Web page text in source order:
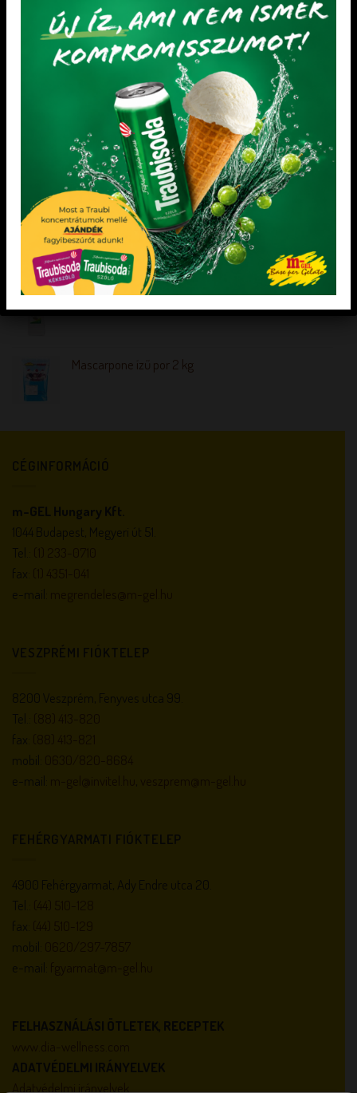
Gluténmentes Palacsintapor
LEGNÉPSZERŰBB TERMÉKEK
PRIMO BACK SOVÁNY POR 25 kg
Acid Balance gyümölcssavak keverék
Dia-Wellness Tésztaliszt
Mascarpone ízű por 2 kg
CÉGINFORMÁCIÓ
m-GEL Hungary Kft.
1044 Budapest, Megyeri út 51.
Tel.:
fax:
e-mail:
VESZPRÉMI FIÓKTELEP
8200 Veszprém, Fenyves utca 99.
Tel.:
fax:
mobil:
e-mail:
FEHÉRGYARMATI FIÓKTELEP
4900 Fehérgyarmat, Ady Endre utca 20.
Tel.:
fax:
mobil:
e-mail:
FELHASZNÁLÁSI ÖTLETEK, RECEPTEK
ADATVÉDELMI IRÁNYELVEK